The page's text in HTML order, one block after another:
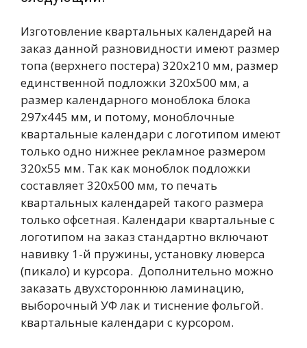
Изготовление квартальных календарей на
заказ данной разновидности имеют размер
топа (верхнего постера) 320х210 мм, размер
единственной подложки 320х500 мм, а
размер календарного моноблока блока
297х445 мм, и потому, моноблочные
квартальные календари с логотипом имеют
только одно нижнее рекламное размером
320х55 мм. Так как моноблок подложки
составляет 320х500 мм, то печать
квартальных календарей такого размера
только офсетная. Календари квартальные с
логотипом на заказ стандартно включают
навивку 1-й пружины, установку люверса
(пикало) и курсора. Дополнительно можно
заказать двухстороннюю ламинацию,
выборочный УФ лак и тиснение фольгой.
квартальные календари с курсором.